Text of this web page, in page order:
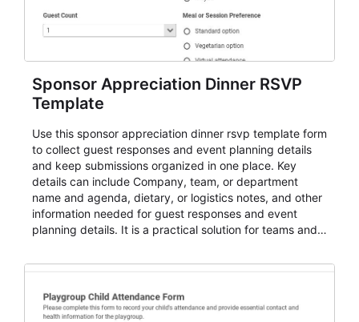
Sponsor Appreciation Dinner RSVP
Template
Use this sponsor appreciation dinner rsvp template form
to collect guest responses and event planning details
and keep submissions organized in one place. Key
details can include Company, team, or department
name and agenda, dietary, or logistics notes, and other
information needed for guest responses and event
planning details. It is a practical solution for teams and
for teams and organizations.